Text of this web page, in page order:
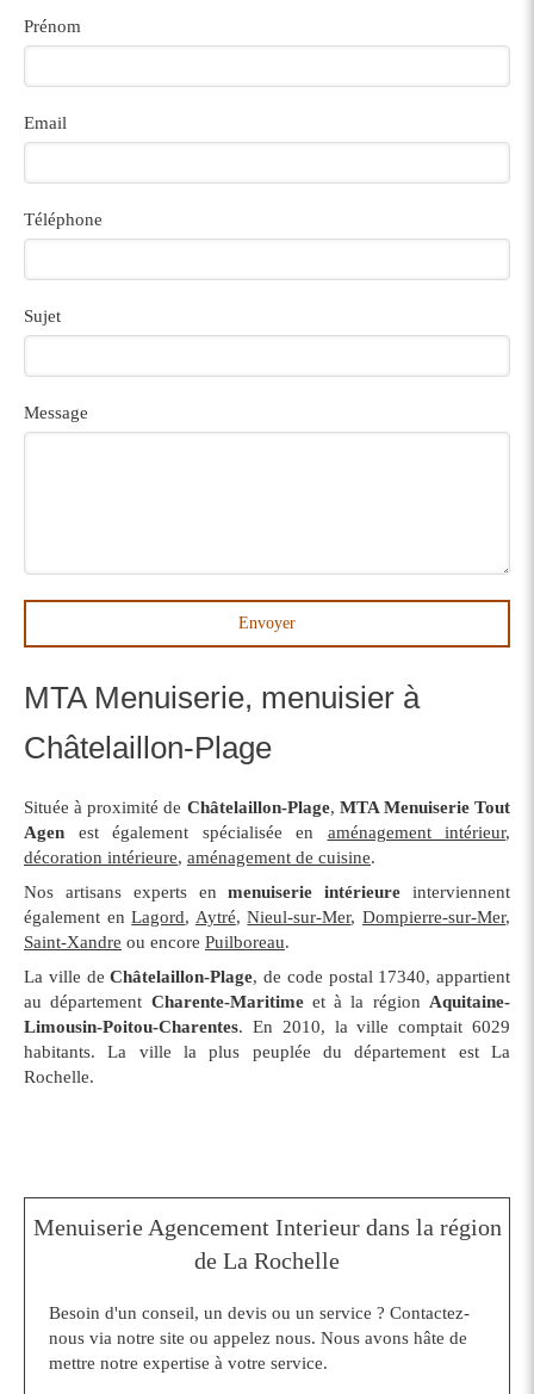
Prénom
Email
Téléphone
Sujet
Message
Envoyer
MTA Menuiserie, menuisier à
Châtelaillon-Plage
Située à proximité de Châtelaillon-Plage, MTA Menuiserie Tout
Agen est également spécialisée en aménagement intérieur,
décoration intérieure, aménagement de cuisine.
Nos artisans experts enmenuiserie intérieure interviennent
également enLagord, Aytré,Nieul-sur-Mer,Dompierre-sur-Mer,
Saint-Xandre ou encore Puilboreau.
La ville deChâtelaillon-Plage, de code postal 17340, appartient
au département Charente-Maritimeet à la région Aquitaine-
Limousin-Poitou-Charentes. En 2010, la ville comptait 6029
habitants. La ville la plus peuplée du département est La
Rochelle.
Menuiserie Agencement Interieur dans la région
de La Rochelle
Besoin d'un conseil, un devis ou un service ? Contactez-
nous via notre site ou appelez nous. Nous avons hâte de
mettre notre expertise à votre service.